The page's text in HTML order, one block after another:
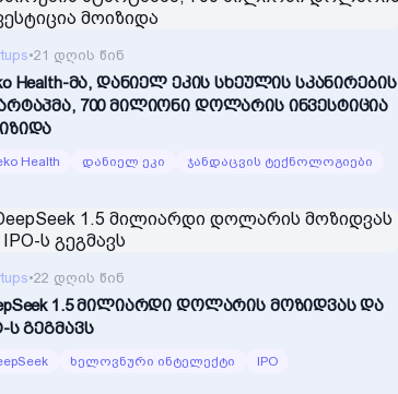
•21 დღის წინ
Health-მა, დანიელ ეკის სხეულის სკანირების
700 მილიონი დოლარის ინვესტიცია
Health დანიელ ეკი ჯანდაცვის ტექნოლოგიები
•22 დღის წინ
1.5 მილიარდი დოლარის მოზიდვას და
ს გეგმავს
ხელოვნური ინტელექტი IPO